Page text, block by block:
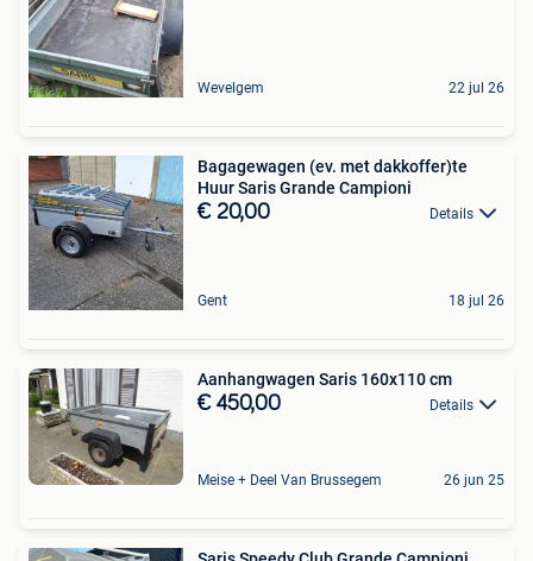
Wevelgem 22 jul 26
Bagagewagen (ev. met dakkoffer)te
Huur Saris Grande Campioni
€ 20,00 Details
Gent 18 jul 26
Aanhangwagen Saris 160x110 cm
€ 450,00 Details
Meise + Deel Van Brussegem 26 jun 25